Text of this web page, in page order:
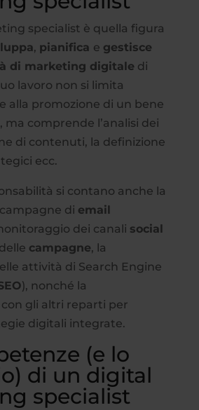
specialist è quella figura
, pianifica e gestisce
di marketing digitale di
lavoro non si limita
alla promozione di un bene
ma comprende l’analisi dei
di contenuti, la definizione
ecc.
si contano anche la
di email
dei canali social
campagne, la
attività di Search Engine
), nonché la
gli altri reparti per
digitali integrate.
(e lo
di un digital
specialist